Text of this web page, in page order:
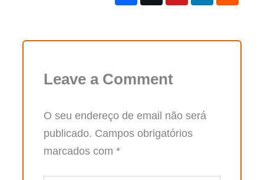
Leave a Comment
O seu endereço de email não será
publicado. Campos obrigatórios
marcados com *